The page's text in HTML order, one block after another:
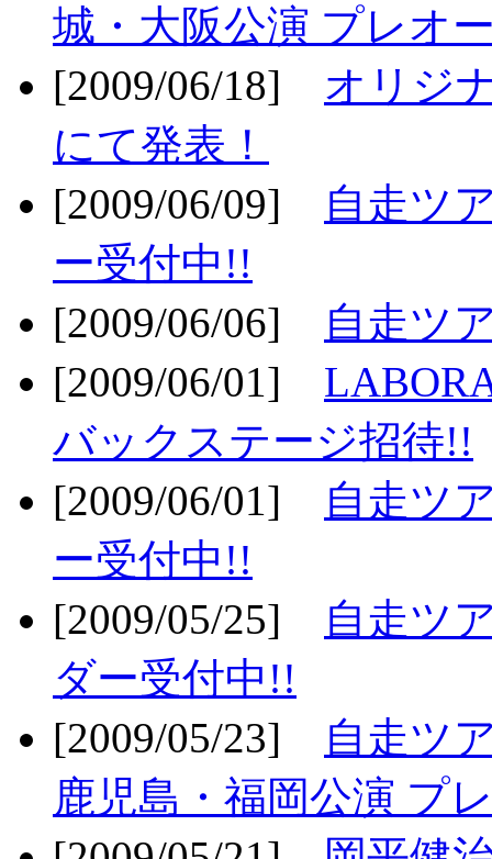
城・大阪公演 プレオ
[2009/06/18] オリジ
にて発表！
[2009/06/09]
自走ツ
ー受付中!!
[2009/06/06]
自走ツ
[2009/06/01]
バックステージ招待!!
[2009/06/01]
自走ツ
ー受付中!!
[2009/05/25]
自走ツ
ダー受付中!!
[2009/05/23]
自走ツ
鹿児島・福岡公演 プ